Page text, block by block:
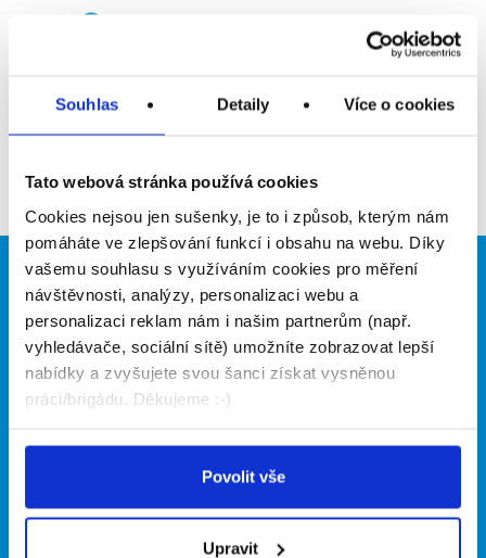
Souhlas Detaily Více o cookies
Tato webová stránka používá cookies
Cookies nejsou jen sušenky, je to i způsob, kterým nám
pomáháte ve zlepšování funkcí i obsahu na webu. Díky
vašemu souhlasu s využíváním cookies pro měření
návštěvnosti, analýzy, personalizaci webu a
personalizaci reklam nám i našim partnerům (např.
vyhledávače, sociální sítě) umožníte zobrazovat lepší
nabídky a zvyšujete svou šanci získat vysněnou
práci/brigádu. Děkujeme :-)
Povolit vše
Upravit
Brigádníci
Články
Hledané brigády
Firmy
Vložit inzerát
Ceník
Propagace
O portálu
O nás
Naše další projekty
Fajn brigády